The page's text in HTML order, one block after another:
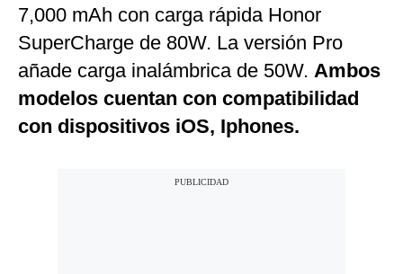
7,000 mAh con carga rápida Honor
SuperCharge de 80W. La versión Pro
añade carga inalámbrica de 50W. Ambos
modelos cuentan con compatibilidad
con dispositivos iOS, Iphones.